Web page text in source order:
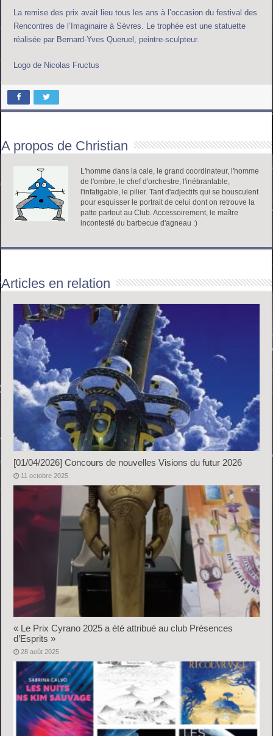
La remise des prix avait lieu tous les ans à l’occasion du festival des
Rencontres de l’Imaginaire à Sèvres. Le trophée est une statuette
réalisée par Bernard-Yves Queruel, peintre-sculpteur.
Logo de Nicolas Fructus
A propos de Christian
L'homme dans la cale, le grand coordinateur, l'homme
de l'ombre, le chef d'orchestre, l'inébranlable,
l'infatigable, le pilier. Tant d'adjectifs qui se bousculent
pour esquisser le portrait de celui dont on retrouve la
patte partout au Club. Accessoirement, le maître
incontesté du barbecue d'agneau :)
Articles en relation
[01/04/2026] Concours de nouvelles Visions du futur 2026
11 octobre 2025
« Le Prix Cyrano 2025 a été attribué au club Présences
d’Esprits »
28 août 2025